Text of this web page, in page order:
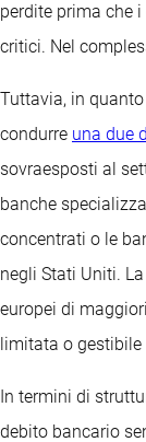
perdite prima che
critici. Nel
Tuttavia, in
condurre una due
sovraesposti al
banche
concentrati o le
negli Stati Uniti.
europei di
limitata o gestibile
In termini di
debito bancario